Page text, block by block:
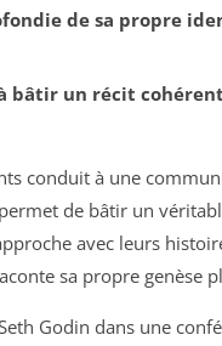
de sa propre
bâtir un récit
conduit à une
de bâtir un
avec leurs
sa propre genèse
Godin dans une